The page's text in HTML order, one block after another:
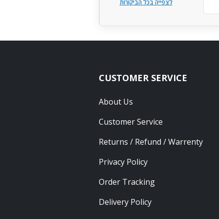
לצפייה בכל הביקורות
CUSTOMER SERVICE
About Us
Customer Service
Returns / Refund / Warrenty
Privacy Policy
Order Tracking
Delivery Policy